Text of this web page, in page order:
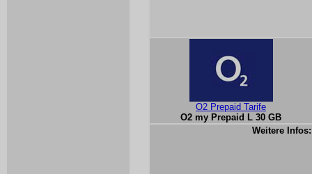
O2 Prepaid Tarife
O2 my Prepaid L 30 GB
Weitere Infos: